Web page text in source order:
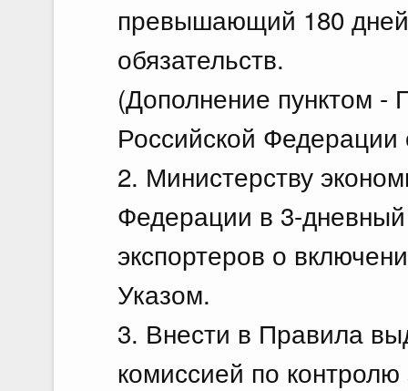
превышающий 180 дней
обязательств.
(Дополнение пунктом -
Российской
2. Министерству
Федерации в 3-
экспортеров о
Указом.
3. Внести в Правила
комиссией по